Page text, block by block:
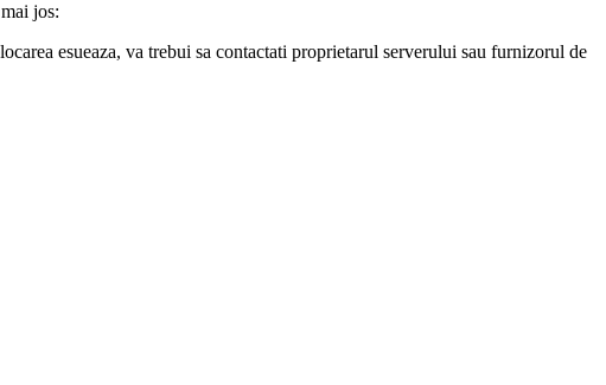
jos:
esueaza, va trebui sa contactati proprietarul serverului sau furnizorul de